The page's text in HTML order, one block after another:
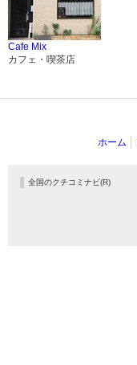
Cafe Mix
カフェ・喫茶店
ホーム
全国のクチコミナビ(R)